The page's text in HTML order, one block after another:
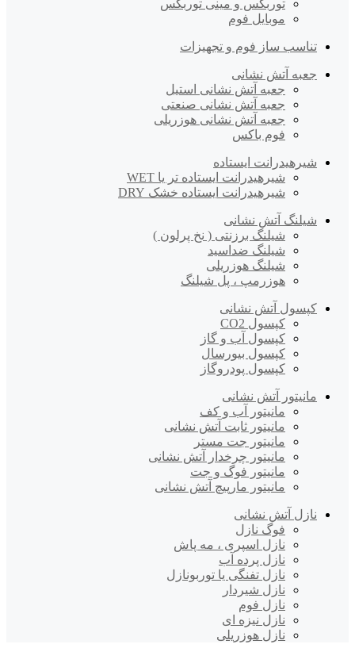
توربکس و مینی توربکس
موبایل فوم
تناسب ساز فوم و تجهیزات
جعبه آتش نشانی
جعبه آتش نشانی استیل
جعبه آتش نشانی صنعتی
جعبه آتش نشانی هوزریلی
فوم باکس
شیرهیدرانت ایستاده
شیرهیدرانت ایستاده تر یا WET
شیرهیدرانت ایستاده خشک DRY
شیلنگ آتش نشانی
شیلنگ برزنتی ( نخ پرلون )
شیلنگ ضداسید
شیلنگ هوزریلی
هوزرمپ ، پل شیلنگ
کپسول آتش نشانی
کپسول CO2
کپسول آب و گاز
کپسول بیورسال
کپسول پودروگاز
مانیتور آتش نشانی
مانیتور آب و کف
مانیتور ثابت آتش نشانی
مانیتور جت مستر
مانیتور چرخدار آتش نشانی
مانیتور فوگ و جت
مانیتور مارپیچ آتش نشانی
نازل آتش نشانی
فوگ نازل
نازل اسپری ، مه پاش
نازل پرده آب
نازل تفنگی یا توربونازل
نازل شیردار
نازل فوم
نازل نیزه ای
نازل هوزریلی